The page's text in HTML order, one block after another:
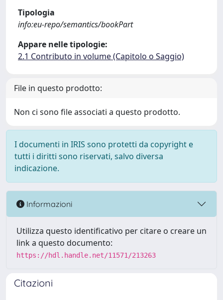
Tipologia
info:eu-repo/semantics/bookPart
Appare nelle tipologie:
2.1 Contributo in volume (Capitolo o Saggio)
File in questo prodotto:
Non ci sono file associati a questo prodotto.
I documenti in IRIS sono protetti da copyright e
tutti i diritti sono riservati, salvo diversa
indicazione.
Informazioni
Utilizza questo identificativo per citare o creare un
link a questo documento:
https://hdl.handle.net/11571/213263
Citazioni